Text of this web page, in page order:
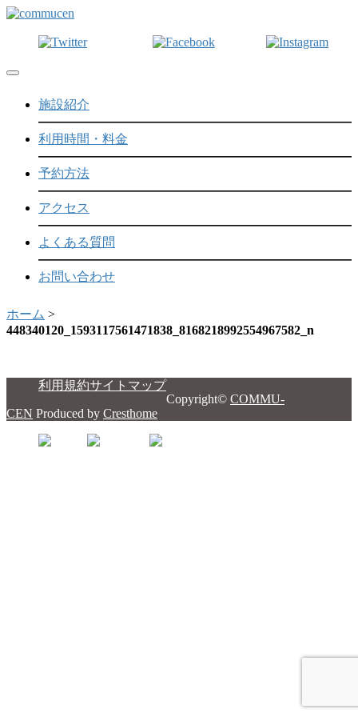
Toggle navigation
施設紹介
利用時間・料金
予約方法
アクセス
よくある質問
お問い合わせ
ホーム >
448340120_1593117561471838_8168218992554967582_n
利用規約サイトマップ
Copyright© COMMU-
CEN Produced by Cresthome